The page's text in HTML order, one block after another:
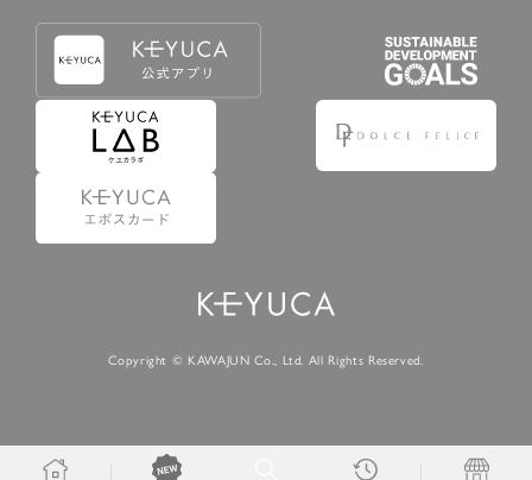
Copyright © KAWAJUN Co., Ltd. All Rights Reserved.